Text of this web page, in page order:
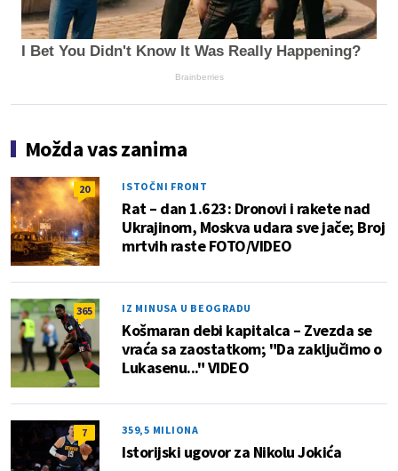
I Bet You Didn't Know It Was Really Happening?
Brainberries
Možda vas zanima
20 ISTOČNI FRONT
Rat – dan 1.623: Dronovi i rakete nad
Ukrajinom, Moskva udara sve jače; Broj
mrtvih raste FOTO/VIDEO
365 IZ MINUSA U BEOGRADU
Košmaran debi kapitalca – Zvezda se
vraća sa zaostatkom; "Da zaključimo o
Lukasenu..." VIDEO
7 359,5 MILIONA
Istorijski ugovor za Nikolu Jokića